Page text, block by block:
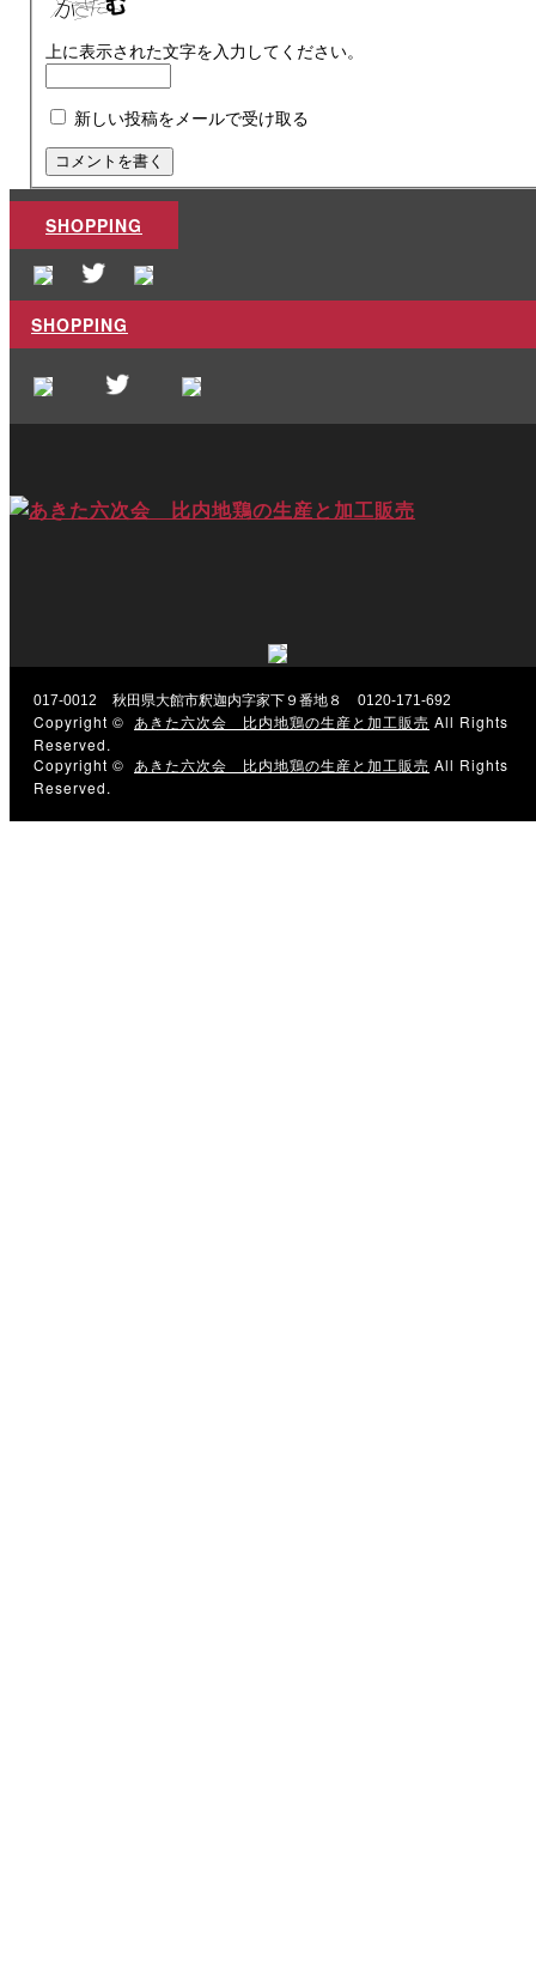
上に表示された文字を入力してください。
新しい投稿をメールで受け取る
SHOPPING
SHOPPING
017-0012 秋田県大館市釈迦内字家下９番地８ 0120-171-692
Copyright © あきた六次会 比内地鶏の生産と加工販売 All Rights
Reserved.
Copyright © あきた六次会 比内地鶏の生産と加工販売 All Rights
Reserved.